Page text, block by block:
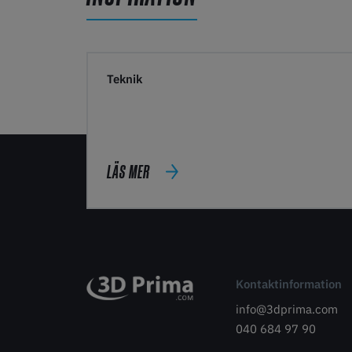
Teknik
LÄS MER
Kontaktinformation
info@3dprima.com
040 684 97 90